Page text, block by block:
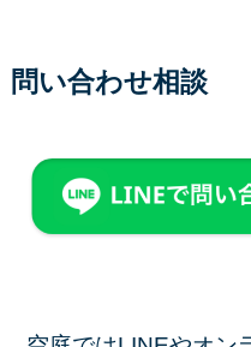
問い合わせ相談